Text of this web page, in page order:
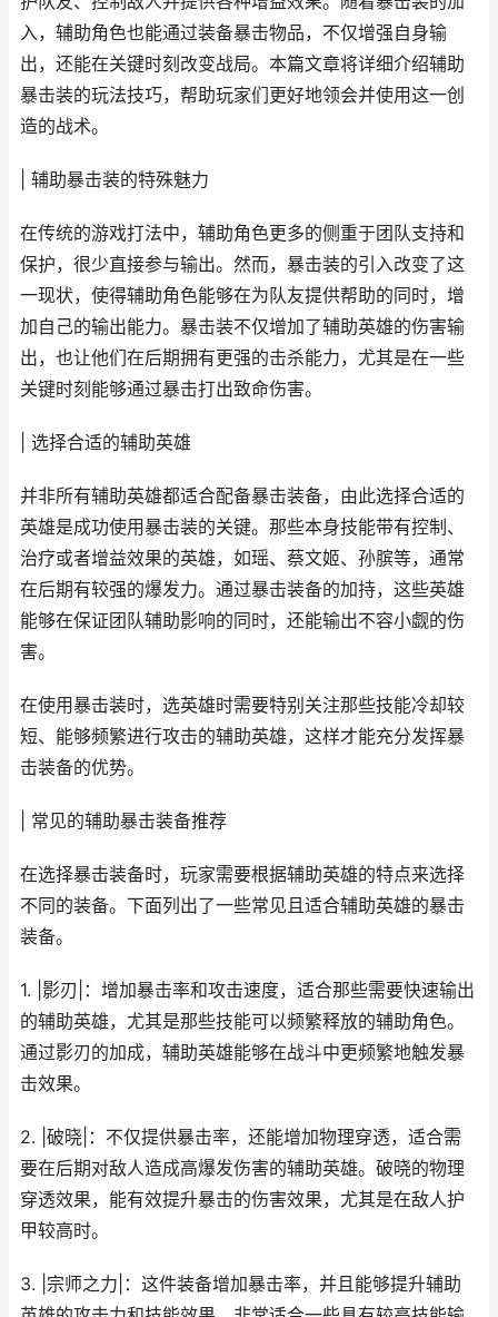
入，辅助角色也能通过装备暴击物品，不仅增强自身输
出，还能在关键时刻改变战局。本篇文章将详细介绍辅助
暴击装的玩法技巧，帮助玩家们更好地领会并使用这一创
造的战术。
| 辅助暴击装的特殊魅力
在传统的游戏打法中，辅助角色更多的侧重于团队支持和
保护，很少直接参与输出。然而，暴击装的引入改变了这
一现状，使得辅助角色能够在为队友提供帮助的同时，增
加自己的输出能力。暴击装不仅增加了辅助英雄的伤害输
出，也让他们在后期拥有更强的击杀能力，尤其是在一些
关键时刻能够通过暴击打出致命伤害。
| 选择合适的辅助英雄
并非所有辅助英雄都适合配备暴击装备，由此选择合适的
英雄是成功使用暴击装的关键。那些本身技能带有控制、
治疗或者增益效果的英雄，如瑶、蔡文姬、孙膑等，通常
在后期有较强的爆发力。通过暴击装备的加持，这些英雄
能够在保证团队辅助影响的同时，还能输出不容小觑的伤
害。
在使用暴击装时，选英雄时需要特别关注那些技能冷却较
短、能够频繁进行攻击的辅助英雄，这样才能充分发挥暴
击装备的优势。
| 常见的辅助暴击装备推荐
在选择暴击装备时，玩家需要根据辅助英雄的特点来选择
不同的装备。下面列出了一些常见且适合辅助英雄的暴击
装备。
1. |影刃|：增加暴击率和攻击速度，适合那些需要快速输出
的辅助英雄，尤其是那些技能可以频繁释放的辅助角色。
通过影刃的加成，辅助英雄能够在战斗中更频繁地触发暴
击效果。
2. |破晓|：不仅提供暴击率，还能增加物理穿透，适合需
要在后期对敌人造成高爆发伤害的辅助英雄。破晓的物理
穿透效果，能有效提升暴击的伤害效果，尤其是在敌人护
甲较高时。
3. |宗师之力|：这件装备增加暴击率，并且能够提升辅助